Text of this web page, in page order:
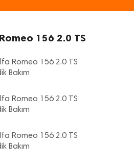
156 2.0 TS
Romeo 156 2.0 TS
Bakım
Romeo 156 2.0 TS
Bakım
Romeo 156 2.0 TS
Bakım